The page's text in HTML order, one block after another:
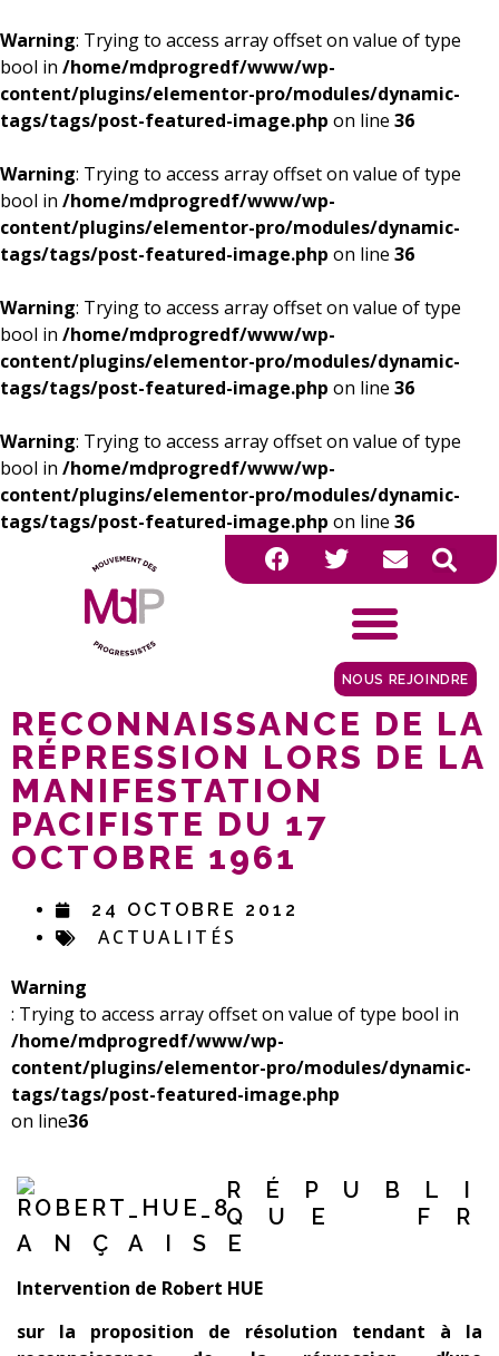
Warning: Trying to access array offset on value of type
bool in /home/mdprogredf/www/wp-
content/plugins/elementor-pro/modules/dynamic-
tags/tags/post-featured-image.php on line 36
Warning: Trying to access array offset on value of type
bool in /home/mdprogredf/www/wp-
content/plugins/elementor-pro/modules/dynamic-
tags/tags/post-featured-image.php on line 36
Warning: Trying to access array offset on value of type
bool in /home/mdprogredf/www/wp-
content/plugins/elementor-pro/modules/dynamic-
tags/tags/post-featured-image.php on line 36
Warning: Trying to access array offset on value of type
bool in /home/mdprogredf/www/wp-
content/plugins/elementor-pro/modules/dynamic-
tags/tags/post-featured-image.php on line 36
NOUS REJOINDRE
Warning
: Trying to access array offset on value of type bool in
/home/mdprogredf/www/wp-
content/plugins/elementor-pro/modules/dynamic-
tags/tags/post-featured-image.php
on line36
RECONNAISSANCE DE LA
RÉPRESSION LORS DE LA
MANIFESTATION
PACIFISTE DU 17
OCTOBRE 1961
24 OCTOBRE 2012
ACTUALITÉS
R É P U B L I
Q U E F R
A N Ç A I S E
Intervention de Robert HUE
sur la proposition de résolution tendant à la